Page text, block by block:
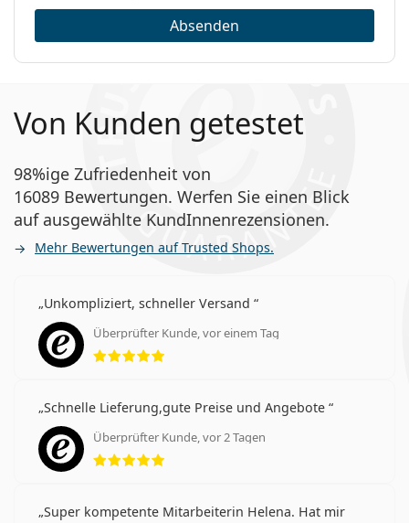
Absenden
Von Kunden getestet
98%ige Zufriedenheit von
16089 Bewertungen. Werfen Sie einen Blick
auf ausgewählte KundInnenrezensionen.
Mehr Bewertungen auf Trusted Shops.
Unkompliziert, schneller Versand
Überprüfter Kunde, vor einem Tag
Bewertung 5 aus 5
Schnelle Lieferung,gute Preise und Angebote
Überprüfter Kunde, vor 2 Tagen
Bewertung 5 aus 5
Super kompetente Mitarbeiterin Helena. Hat mir